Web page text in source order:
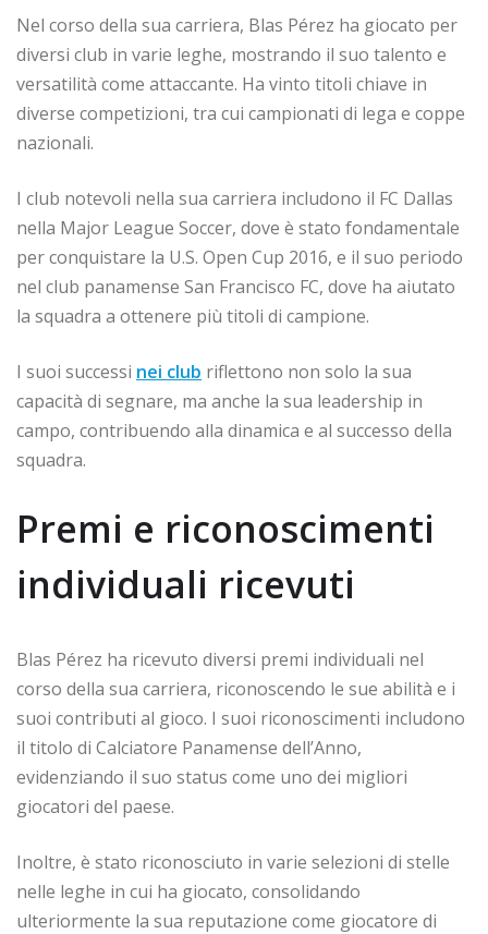
Nel corso della sua carriera, Blas Pérez ha giocato per
diversi club in varie leghe, mostrando il suo talento e
versatilità come attaccante. Ha vinto titoli chiave in
diverse competizioni, tra cui campionati di lega e coppe
nazionali.
I club notevoli nella sua carriera includono il FC Dallas
nella Major League Soccer, dove è stato fondamentale
per conquistare la U.S. Open Cup 2016, e il suo periodo
nel club panamense San Francisco FC, dove ha aiutato
la squadra a ottenere più titoli di campione.
I suoi successi nei club riflettono non solo la sua
capacità di segnare, ma anche la sua leadership in
campo, contribuendo alla dinamica e al successo della
squadra.
Premi e riconoscimenti
individuali ricevuti
Blas Pérez ha ricevuto diversi premi individuali nel
corso della sua carriera, riconoscendo le sue abilità e i
suoi contributi al gioco. I suoi riconoscimenti includono
il titolo di Calciatore Panamense dell’Anno,
evidenziando il suo status come uno dei migliori
giocatori del paese.
Inoltre, è stato riconosciuto in varie selezioni di stelle
nelle leghe in cui ha giocato, consolidando
ulteriormente la sua reputazione come giocatore di